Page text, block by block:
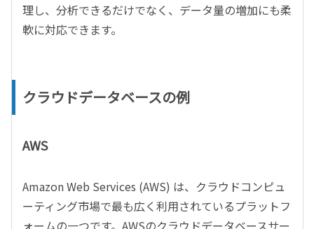
理し、分析できるだけでなく、データ量の増加にも柔
軟に対応できます。
クラウドデータベースの例
AWS
Amazon Web Services (AWS) は、クラウドコンピュ
ーティング市場で最も広く利用されているプラットフ
ォームの一つです。AWSのクラウドデータベースサー